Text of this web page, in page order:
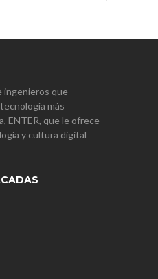
ingenieros que
más
ENTER, que le ofrece
y cultura digital